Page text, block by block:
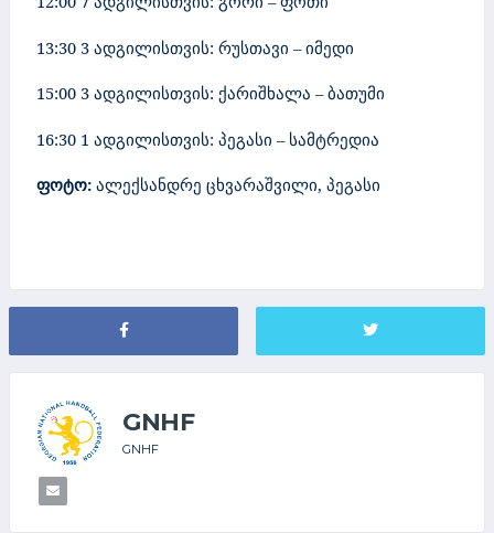
13:30 3 ადგილისთვის: რუსთავი – იმედი
15:00 3 ადგილისთვის: ქარიშხალა – ბათუმი
16:30 1 ადგილისთვის: პეგასი – სამტრედია
ფოტო: ალექსანდრე ცხვარაშვილი, პეგასი
GNHF
GNHF